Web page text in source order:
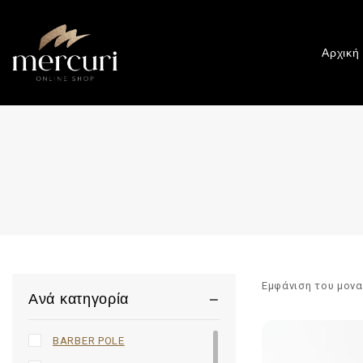
Αρχική
Εμφάνιση του
Ανά κατηγορία
BARBER POLE